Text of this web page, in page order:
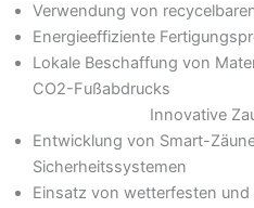
Verwendung von
Energieeffiziente
Lokale Beschaffung von
CO2-Fußabdrucks
Innovative
Entwicklung von Smart-
Sicherheitssystemen
Einsatz von wetterfesten